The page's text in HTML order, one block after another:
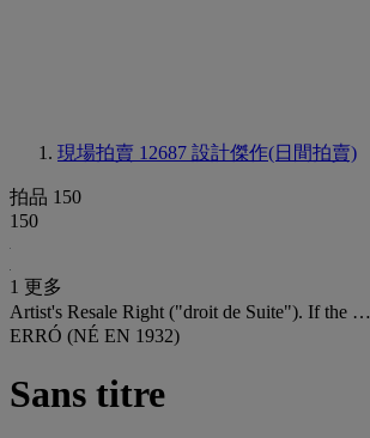
現場拍賣 12687 設計傑作(日間拍賣)
拍品 150
150
1 更多
Artist's Resale Right ("droit de Suite"). If the …
ERRÓ (NÉ EN 1932)
Sans titre